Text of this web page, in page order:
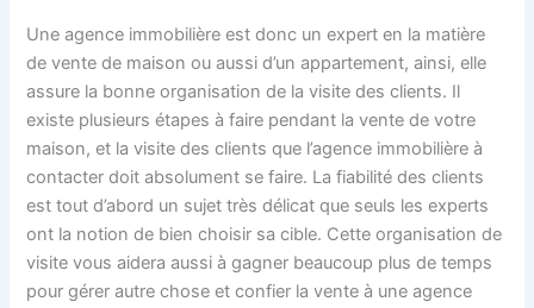
Une agence immobilière est donc un expert en la matière
de vente de maison ou aussi d’un appartement, ainsi, elle
assure la bonne organisation de la visite des clients. Il
existe plusieurs étapes à faire pendant la vente de votre
maison, et la visite des clients que l’agence immobilière à
contacter doit absolument se faire. La fiabilité des clients
est tout d’abord un sujet très délicat que seuls les experts
ont la notion de bien choisir sa cible. Cette organisation de
visite vous aidera aussi à gagner beaucoup plus de temps
pour gérer autre chose et confier la vente à une agence